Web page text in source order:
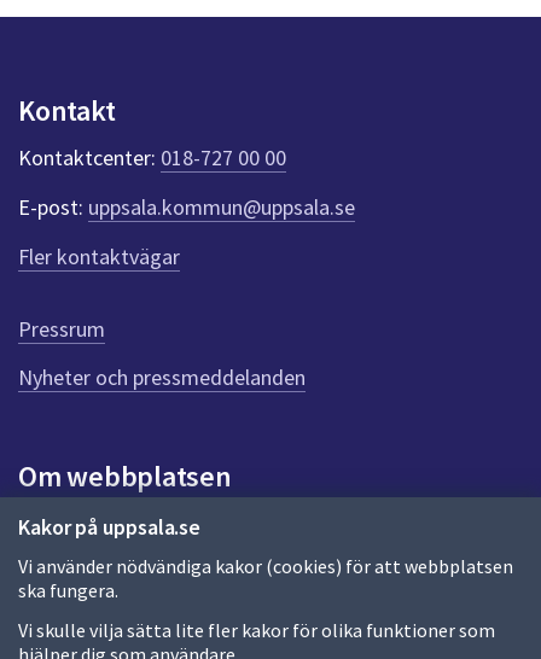
Kakor på uppsala.se
Vi använder nödvändiga kakor (cookies) för att webbplatsen
ska fungera.
Vi skulle vilja sätta lite fler kakor för olika funktioner som
hjälper dig som användare.
n
k
t
e
r
f
ö
r
e
n
n
a
d
a
Kontakt
Kontaktcenter: 018-727 00 00
E-post: uppsala.kommun@uppsala.se
Fler kontaktvägar
Pressrum
Nyheter och pressmeddelanden
Om webbplatsen
Om webbplatsen
Allmänna handlingar och diarium
Behandling av personuppgifter